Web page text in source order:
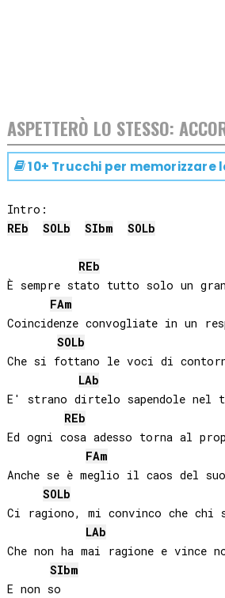
ASPETTERÒ LO STESSO:
10+ Trucchi per memorizzare
REb
SOLb SIbm SOLb
REb
È sempre stato tutto solo un
FAm
Coincidenze convogliate in un
SOLb
Che si fottano le voci di
LAb
E' strano dirtelo sapendole nel
REb
Ed ogni cosa adesso torna al
FAm
Anche se è meglio il caos del
SOLb
Ci ragiono, mi convinco che chi
LAb
Che non ha mai ragione e vince
SIbm
E non so